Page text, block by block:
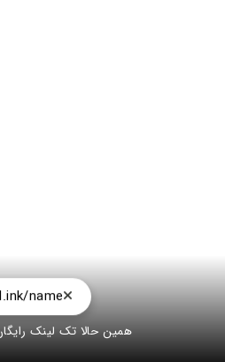
name
همین حالا تک لینک